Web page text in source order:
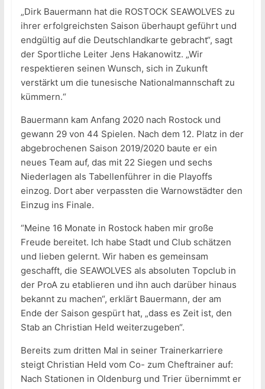
„Dirk Bauermann hat die ROSTOCK SEAWOLVES zu
ihrer erfolgreichsten Saison überhaupt geführt und
endgültig auf die Deutschlandkarte gebracht“, sagt
der Sportliche Leiter Jens Hakanowitz. „Wir
respektieren seinen Wunsch, sich in Zukunft
verstärkt um die tunesische Nationalmannschaft zu
kümmern.“
Bauermann kam Anfang 2020 nach Rostock und
gewann 29 von 44 Spielen. Nach dem 12. Platz in der
abgebrochenen Saison 2019/2020 baute er ein
neues Team auf, das mit 22 Siegen und sechs
Niederlagen als Tabellenführer in die Playoffs
einzog. Dort aber verpassten die Warnowstädter den
Einzug ins Finale.
“Meine 16 Monate in Rostock haben mir große
Freude bereitet. Ich habe Stadt und Club schätzen
und lieben gelernt. Wir haben es gemeinsam
geschafft, die SEAWOLVES als absoluten Topclub in
der ProA zu etablieren und ihn auch darüber hinaus
bekannt zu machen“, erklärt Bauermann, der am
Ende der Saison gespürt hat, „dass es Zeit ist, den
Stab an Christian Held weiterzugeben“.
Bereits zum dritten Mal in seiner Trainerkarriere
steigt Christian Held vom Co- zum Cheftrainer auf:
Nach Stationen in Oldenburg und Trier übernimmt er